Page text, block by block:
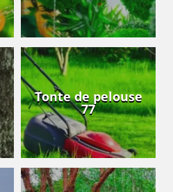
Tonte de pelouse
77